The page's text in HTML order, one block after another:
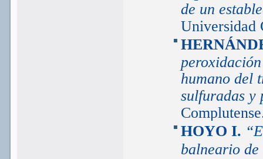
de un
Universidad
humano del
sulfuradas y
HOYO I.
balneario